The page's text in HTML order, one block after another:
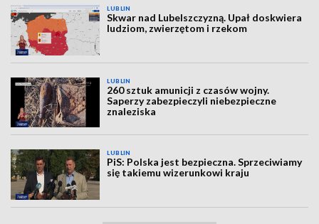
LUBLIN
Skwar nad Lubelszczyzną. Upał doskwiera
ludziom, zwierzętom i rzekom
LUBLIN
260 sztuk amunicji z czasów wojny.
Saperzy zabezpieczyli niebezpieczne
znaleziska
LUBLIN
PiS: Polska jest bezpieczna. Sprzeciwiamy
się takiemu wizerunkowi kraju